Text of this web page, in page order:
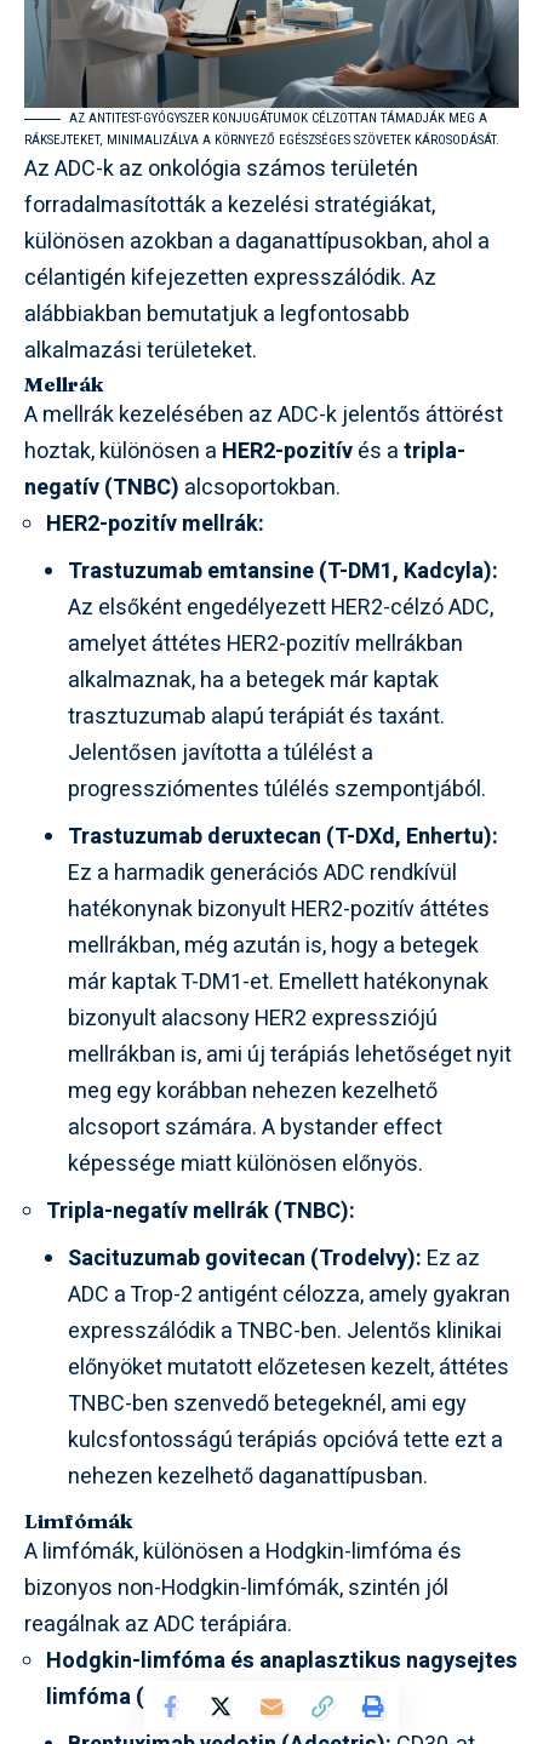
AZ ANTITEST-GYÓGYSZER KONJUGÁTUMOK CÉLZOTTAN TÁMADJÁK MEG A
RÁKSEJTEKET, MINIMALIZÁLVA A KÖRNYEZŐ EGÉSZSÉGES SZÖVETEK KÁROSODÁSÁT.
Az ADC-k az onkológia számos területén
forradalmasították a kezelési stratégiákat,
különösen azokban a daganattípusokban, ahol a
célantigén kifejezetten expresszálódik. Az
alábbiakban bemutatjuk a legfontosabb
alkalmazási területeket.
Mellrák
A mellrák kezelésében az ADC-k jelentős áttörést
hoztak, különösen a HER2-pozitívés atripla-
negatív (TNBC) alcsoportokban.
HER2-pozitív mellrák:
Trastuzumab emtansine (T-DM1, Kadcyla):
Az elsőként engedélyezett HER2-célzó ADC,
amelyet áttétes HER2-pozitív mellrákban
alkalmaznak, ha a betegek már kaptak
trasztuzumab alapú terápiát és taxánt.
Jelentősen javította a túlélést a
progressziómentes túlélés szempontjából.
Trastuzumab deruxtecan (T-DXd, Enhertu):
Ez a harmadik generációs ADC rendkívül
hatékonynak bizonyult HER2-pozitív áttétes
mellrákban, még azután is, hogy a betegek
már kaptak T-DM1-et. Emellett hatékonynak
bizonyult alacsony HER2 expressziójú
mellrákban is, ami új terápiás lehetőséget nyit
meg egy korábban nehezen kezelhető
alcsoport számára. A bystander effect
képessége miatt különösen előnyös.
Tripla-negatív mellrák (TNBC):
Sacituzumab govitecan (Trodelvy): Ez az
ADC a Trop-2 antigént célozza, amely gyakran
expresszálódik a TNBC-ben. Jelentős klinikai
előnyöket mutatott előzetesen kezelt, áttétes
TNBC-ben szenvedő betegeknél, ami egy
kulcsfontosságú terápiás opcióvá tette ezt a
nehezen kezelhető daganattípusban.
Limfómák
A limfómák, különösen a Hodgkin-limfóma és
bizonyos non-Hodgkin-limfómák, szintén jól
reagálnak az ADC terápiára.
Hodgkin-limfóma és anaplasztikus nagysejtes
limfóma (ALCL):